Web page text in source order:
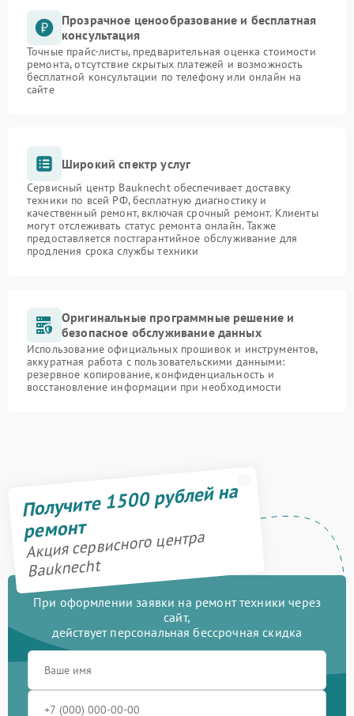
Прозрачное ценообразование и бесплатная
консультация
Точные прайс-листы, предварительная оценка стоимости
ремонта, отсутствие скрытых платежей и возможность
бесплатной консультации по телефону или онлайн на
сайте
Широкий спектр услуг
Сервисный центр Bauknecht обеспечивает доставку
техники по всей РФ, бесплатную диагностику и
качественный ремонт, включая срочный ремонт. Клиенты
могут отслеживать статус ремонта онлайн. Также
предоставляется постгарантийное обслуживание для
продления срока службы техники
Оригинальные программные решение и
безопасное обслуживание данных
Использование официальных прошивок и инструментов,
аккуратная работа с пользовательскими данными:
резервное копирование, конфиденциальность и
восстановление информации при необходимости
Получите 1500 рублей на
ремонт
Акция сервисного центра
Bauknecht
При оформлении заявки на ремонт техники через
сайт,
действует персональная бессрочная скидка